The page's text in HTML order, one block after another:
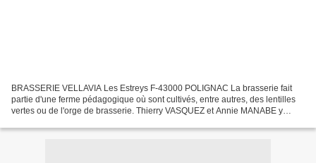
BRASSERIE VELLAVIA Les Estreys F-43000 POLIGNAC La brasserie fait
partie d'une ferme pédagogique où sont cultivés, entre autres, des lentilles
vertes ou de l'orge de brasserie. Thierry VASQUEZ et Annie MANABE y